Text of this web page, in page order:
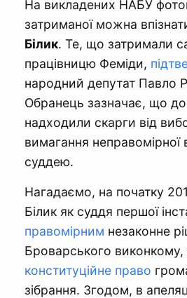
На викладених НАБУ
затриманої можна
Білик. Те, що затримали
працівницю Феміди,
народний депутат Павло
Обранець зазначає, що
надходили скарги від
вимагання неправомірної
суддею.
Нагадаємо, на початку
Білик як суддя першої
правомірним незаконне
Броварського виконкому,
конституційне право
зібрання. Згодом, в